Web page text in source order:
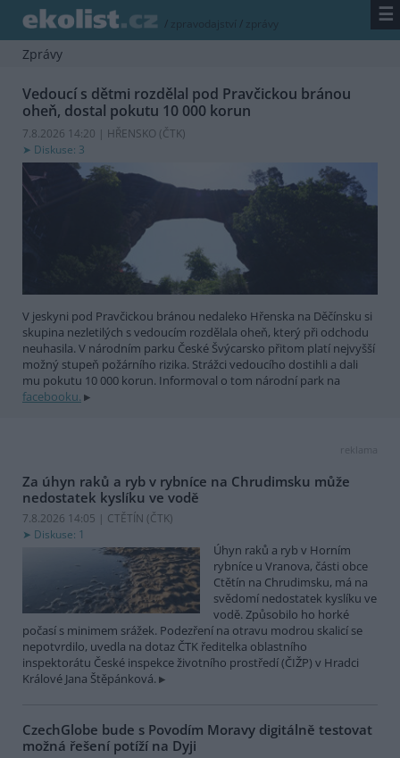
/ zpravodajství / zprávy ☰
Zprávy
Vedoucí s dětmi rozdělal pod Pravčickou bránou
oheň, dostal pokutu 10 000 korun
7.8.2026 14:20 | HŘENSKO (ČTK)
Diskuse: 3
V jeskyni pod Pravčickou bránou nedaleko Hřenska na Děčínsku si
skupina nezletilých s vedoucím rozdělala oheň, který při odchodu
neuhasila. V národním parku České Švýcarsko přitom platí nejvyšší
možný stupeň požárního rizika. Strážci vedoucího dostihli a dali
mu pokutu 10 000 korun. Informoval o tom národní park na
facebooku.
reklama
Za úhyn raků a ryb v rybníce na Chrudimsku může
nedostatek kyslíku ve vodě
7.8.2026 14:05 | CTĚTÍN (ČTK)
Diskuse: 1
Úhyn raků a ryb v Horním
rybníce u Vranova, části obce
Ctětín na Chrudimsku, má na
svědomí nedostatek kyslíku ve
vodě. Způsobilo ho horké
počasí s minimem srážek. Podezření na otravu modrou skalicí se
nepotvrdilo, uvedla na dotaz ČTK ředitelka oblastního
inspektorátu České inspekce životního prostředí (ČIŽP) v Hradci
Králové Jana Štěpánková.
CzechGlobe bude s Povodím Moravy digitálně testovat
možná řešení potíží na Dyji